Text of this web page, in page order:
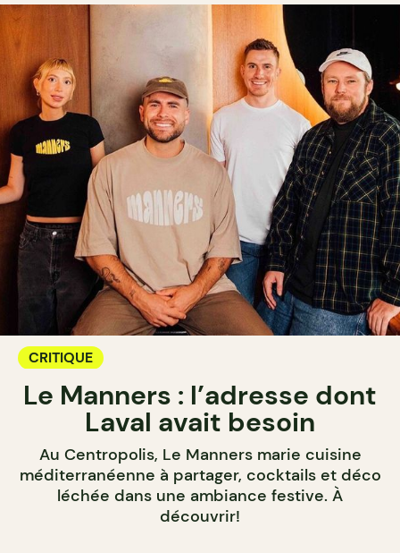
CRITIQUE
Le Manners : l’adresse dont
Laval avait besoin
Au Centropolis, Le Manners marie cuisine
méditerranéenne à partager, cocktails et déco
léchée dans une ambiance festive. À
découvrir!